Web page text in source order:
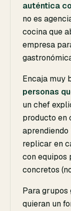
auténtica
no es
cocina que
empresa
Encaja muy
personas
un chef
producto en
aprendiendo
replicar en
con equipos
concretos
Para grupos
quieran un